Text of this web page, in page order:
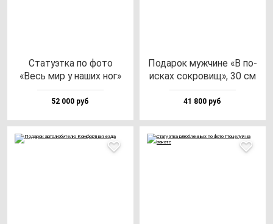
Ста­ту­эт­ка по фо­то
«Весь мир у на­ших ног»
52 000 руб
Пода­рок муж­чи­не «В по­
ис­ках сок­ро­вищ», 30 см
41 800 руб